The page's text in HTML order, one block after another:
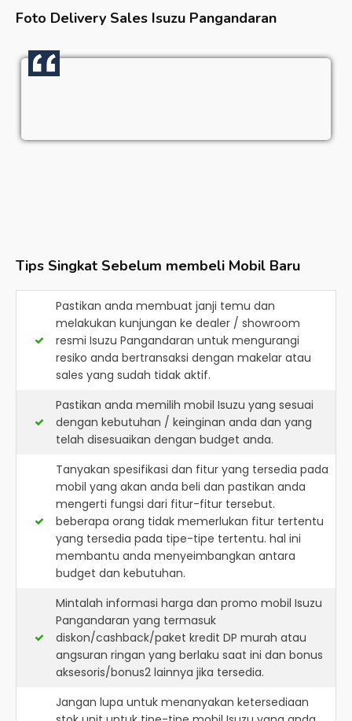
Foto Delivery Sales Isuzu Pangandaran
Tips Singkat Sebelum membeli Mobil Baru
Pastikan anda membuat janji temu dan
melakukan kunjungan ke dealer / showroom
resmi Isuzu Pangandaran untuk mengurangi
resiko anda bertransaksi dengan makelar atau
sales yang sudah tidak aktif.
Pastikan anda memilih mobil Isuzu yang sesuai
dengan kebutuhan / keinginan anda dan yang
telah disesuaikan dengan budget anda.
Tanyakan spesifikasi dan fitur yang tersedia pada
mobil yang akan anda beli dan pastikan anda
mengerti fungsi dari fitur-fitur tersebut.
beberapa orang tidak memerlukan fitur tertentu
yang tersedia pada tipe-tipe tertentu. hal ini
membantu anda menyeimbangkan antara
budget dan kebutuhan.
Mintalah informasi harga dan promo mobil Isuzu
Pangandaran yang termasuk
diskon/cashback/paket kredit DP murah atau
angsuran ringan yang berlaku saat ini dan bonus
aksesoris/bonus2 lainnya jika tersedia.
Jangan lupa untuk menanyakan ketersediaan